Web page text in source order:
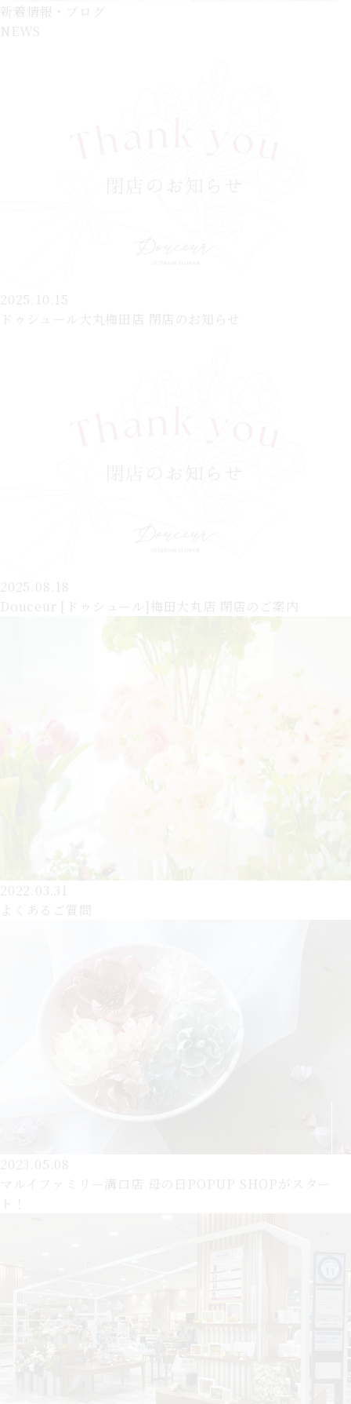
新着情報・ブログ
NEWS
2025.10.15
ドゥシュール大丸梅田店 閉店のお知らせ
2025.08.18
Douceur [ドゥシュール]梅田大丸店 閉店のご案内
2022.03.31
よくあるご質問
2023.05.08
マルイファミリー溝口店 母の日POPUP SHOPがスター
ト！